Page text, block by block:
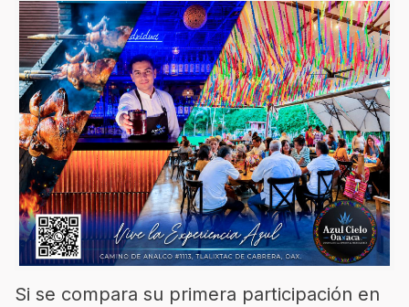
Si se compara su primera participación en